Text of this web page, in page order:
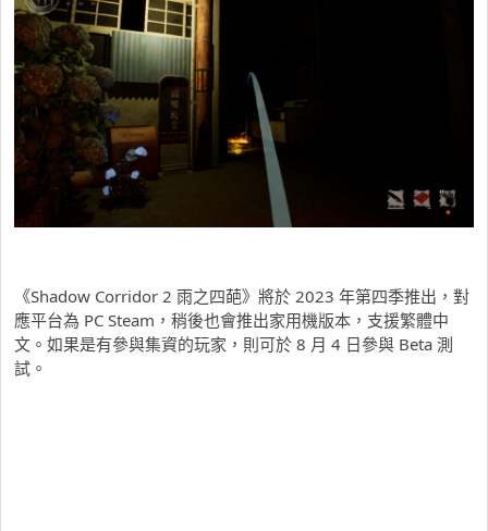
《Shadow Corridor 2 雨之四葩》將於 2023 年第四季推出，對
應平台為 PC Steam，稍後也會推出家用機版本，支援繁體中
文。如果是有參與集資的玩家，則可於 8 月 4 日參與 Beta 測
試。